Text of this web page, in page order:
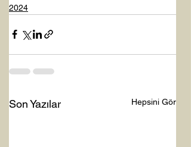
2024
Son Yazılar Hepsini Gör